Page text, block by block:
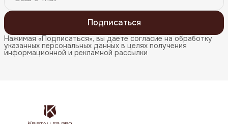
Подписаться
Нажимая «Подписаться», вы даете согласие на обработку
указанных персональных данных в целях получения
информационной и рекламной рассылки